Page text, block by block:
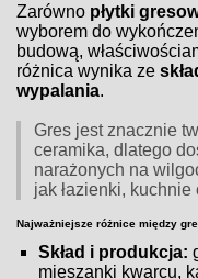
Zarówno płytki
wyborem do
budową,
różnica wynika ze
wypalania.
Gres jest znacznie
ceramika, dlatego
narażonych na
jak łazienki, kuchnie
Najważniejsze różnice między
Skład i produkcja:
mieszanki kwarcu,